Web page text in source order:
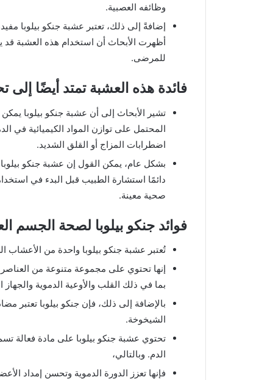
وظائفه العصبية.
إضافةً إلى ذلك، تعتبر عشبة جنكو بيلوبا
أظهرت الأبحاث أن استخدام هذه العشبة قد
للمرضى.
فائدة هذه العشبة تمتد أيضًا
تشير الأبحاث إلى أن عشبة جنكو بيلوبا
المحتمل على توازن المواد الكيميائية في
اضطرابات المزاج أو القلق الشديد.
بشكل عام، يمكن القول إن عشبة جنكو بيلوبا
دائمًا استشارة الطبيب قبل البدء في
صحية معينة.
فوائد جنكو بيلوبا لصحة الجسم
تُعتبر عشبة جنكو بيلوبا واحدة من الأعشاب
إنها تحتوي على مجموعة متنوعة من
بما في ذلك القلب والأوعية الدموية والجهاز
بالإضافة إلى ذلك، فإن جنكو بيلوبا تعتبر
الشيخوخة.
تحتوي عشبة جنكو بيلوبا على مادة فعالة
الدم. وبالتالي،
فإنها تعزز الدورة الدموية وتحسن إمداد